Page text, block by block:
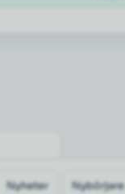
Nyheter Nybörjare